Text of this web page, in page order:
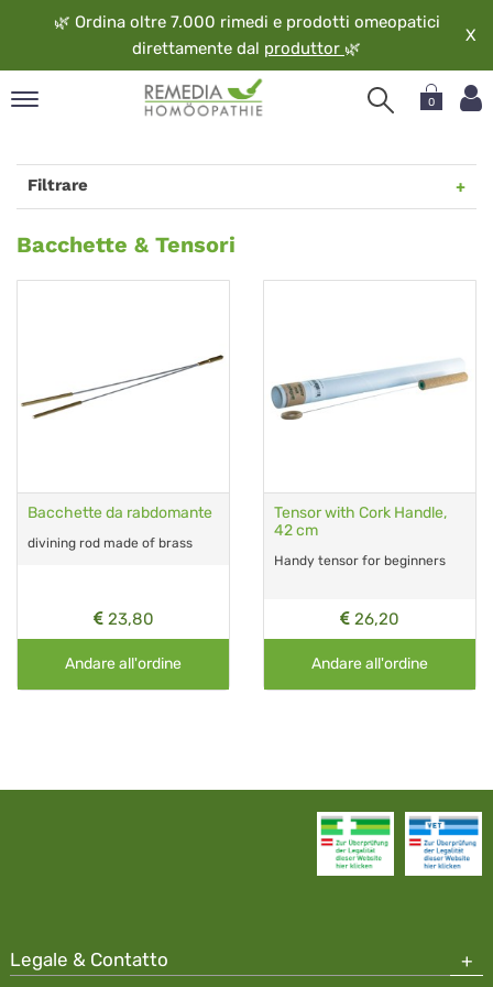
🌿 Ordina oltre 7.000 rimedi e prodotti omeopatici
direttamente dal produttor 🌿
X
0
Filtrare
Bacchette
&
Bacchette & Tensori
Bacchette da rabdomante
divining rod made of brass
23,80
Andare all'ordine
Tensor with Cork Handle,
42 cm
Handy tensor for beginners
26,20
Andare all'ordine
Legale & Contatto